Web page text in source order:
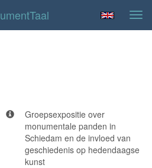
Groepsexpositie over
monumentale panden in
Schiedam en de invloed van
geschiedenis op hedendaagse
kunst